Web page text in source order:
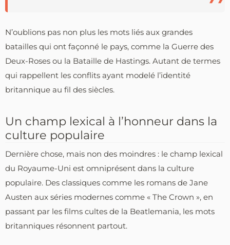
N’oublions pas non plus les mots liés aux grandes
batailles qui ont façonné le pays, comme la Guerre des
Deux-Roses ou la Bataille de Hastings. Autant de termes
qui rappellent les conflits ayant modelé l’identité
britannique au fil des siècles.
Un champ lexical à l’honneur dans la
culture populaire
Dernière chose, mais non des moindres : le champ lexical
du Royaume-Uni est omniprésent dans la culture
populaire. Des classiques comme les romans de Jane
Austen aux séries modernes comme « The Crown », en
passant par les films cultes de la Beatlemania, les mots
britanniques résonnent partout.